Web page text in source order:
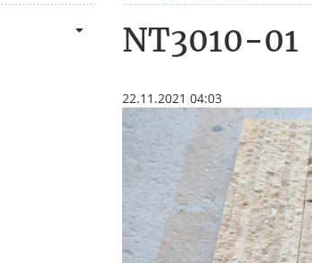
NT3010-01
22.11.2021 04:03